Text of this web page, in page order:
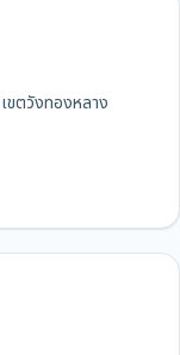
ขตวังทองหลาง